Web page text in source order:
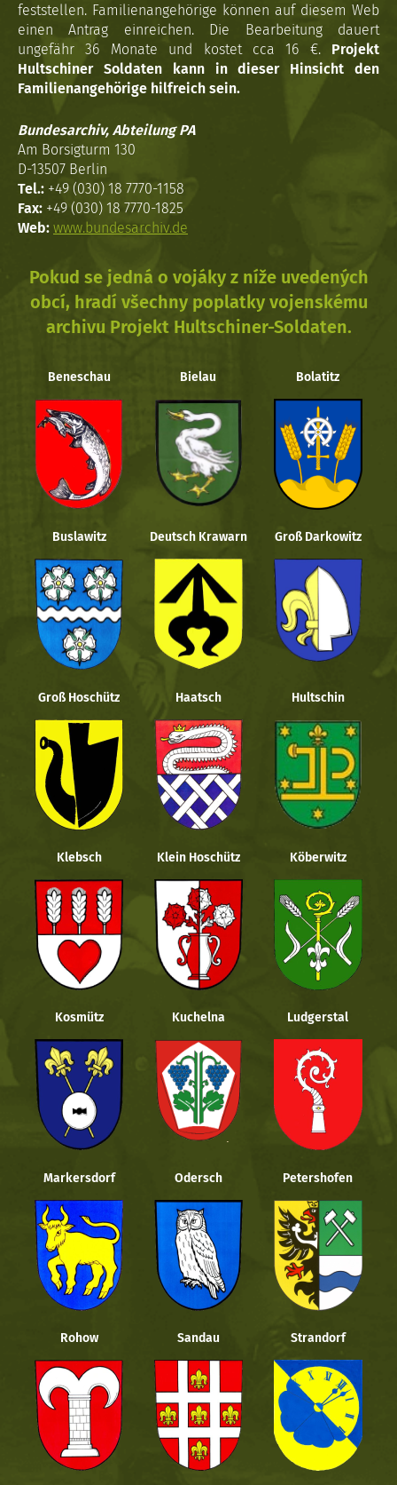
feststellen. Familienangehörige können auf diesem Web
einen Antrag einreichen. Die Bearbeitung dauert
ungefähr 36 Monate und kostet cca 16 €. Projekt
Hultschiner Soldaten kann in dieser Hinsicht den
Familienangehörige hilfreich sein.
Bundesarchiv, Abteilung PA
Am Borsigturm 130
D-13507 Berlin
Tel.: +49 (030) 18 7770-1158
Fax: +49 (030) 18 7770-1825
Web: www.bundesarchiv.de
Pokud se jedná o vojáky z níže uvedených
obcí, hradí všechny poplatky vojenskému
archivu Projekt Hultschiner-Soldaten.
Beneschau Bielau Bolatitz
Buslawitz Deutsch Krawarn Groß Darkowitz
Groß Hoschütz Haatsch Hultschin
Klebsch Klein Hoschütz Köberwitz
Kosmütz Kuchelna Ludgerstal
Markersdorf Odersch Petershofen
Rohow Sandau Strandorf